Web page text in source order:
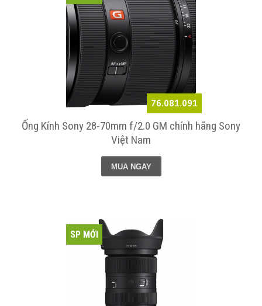
76.081.091
Ống Kính Sony 28-70mm f/2.0 GM chính hãng Sony
Việt Nam
MUA NGAY
SP MỚI